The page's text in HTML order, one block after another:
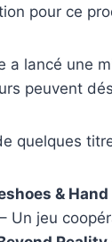
pour ce
a lancé une
peuvent
quelques
&
– Un jeu